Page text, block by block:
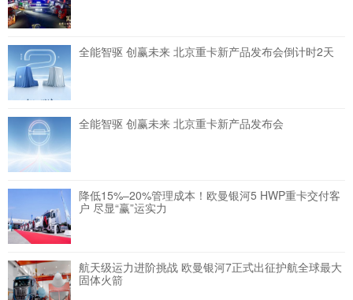
全能智驱 创赢未来 北京重卡新产品发布会倒计时2天
全能智驱 创赢未来 北京重卡新产品发布会
降低15%–20%管理成本！欧曼银河5 HWP重卡交付客
户 尽显“赢”运实力
航天级运力进阶挑战 欧曼银河7正式出征护航全球最大
固体火箭